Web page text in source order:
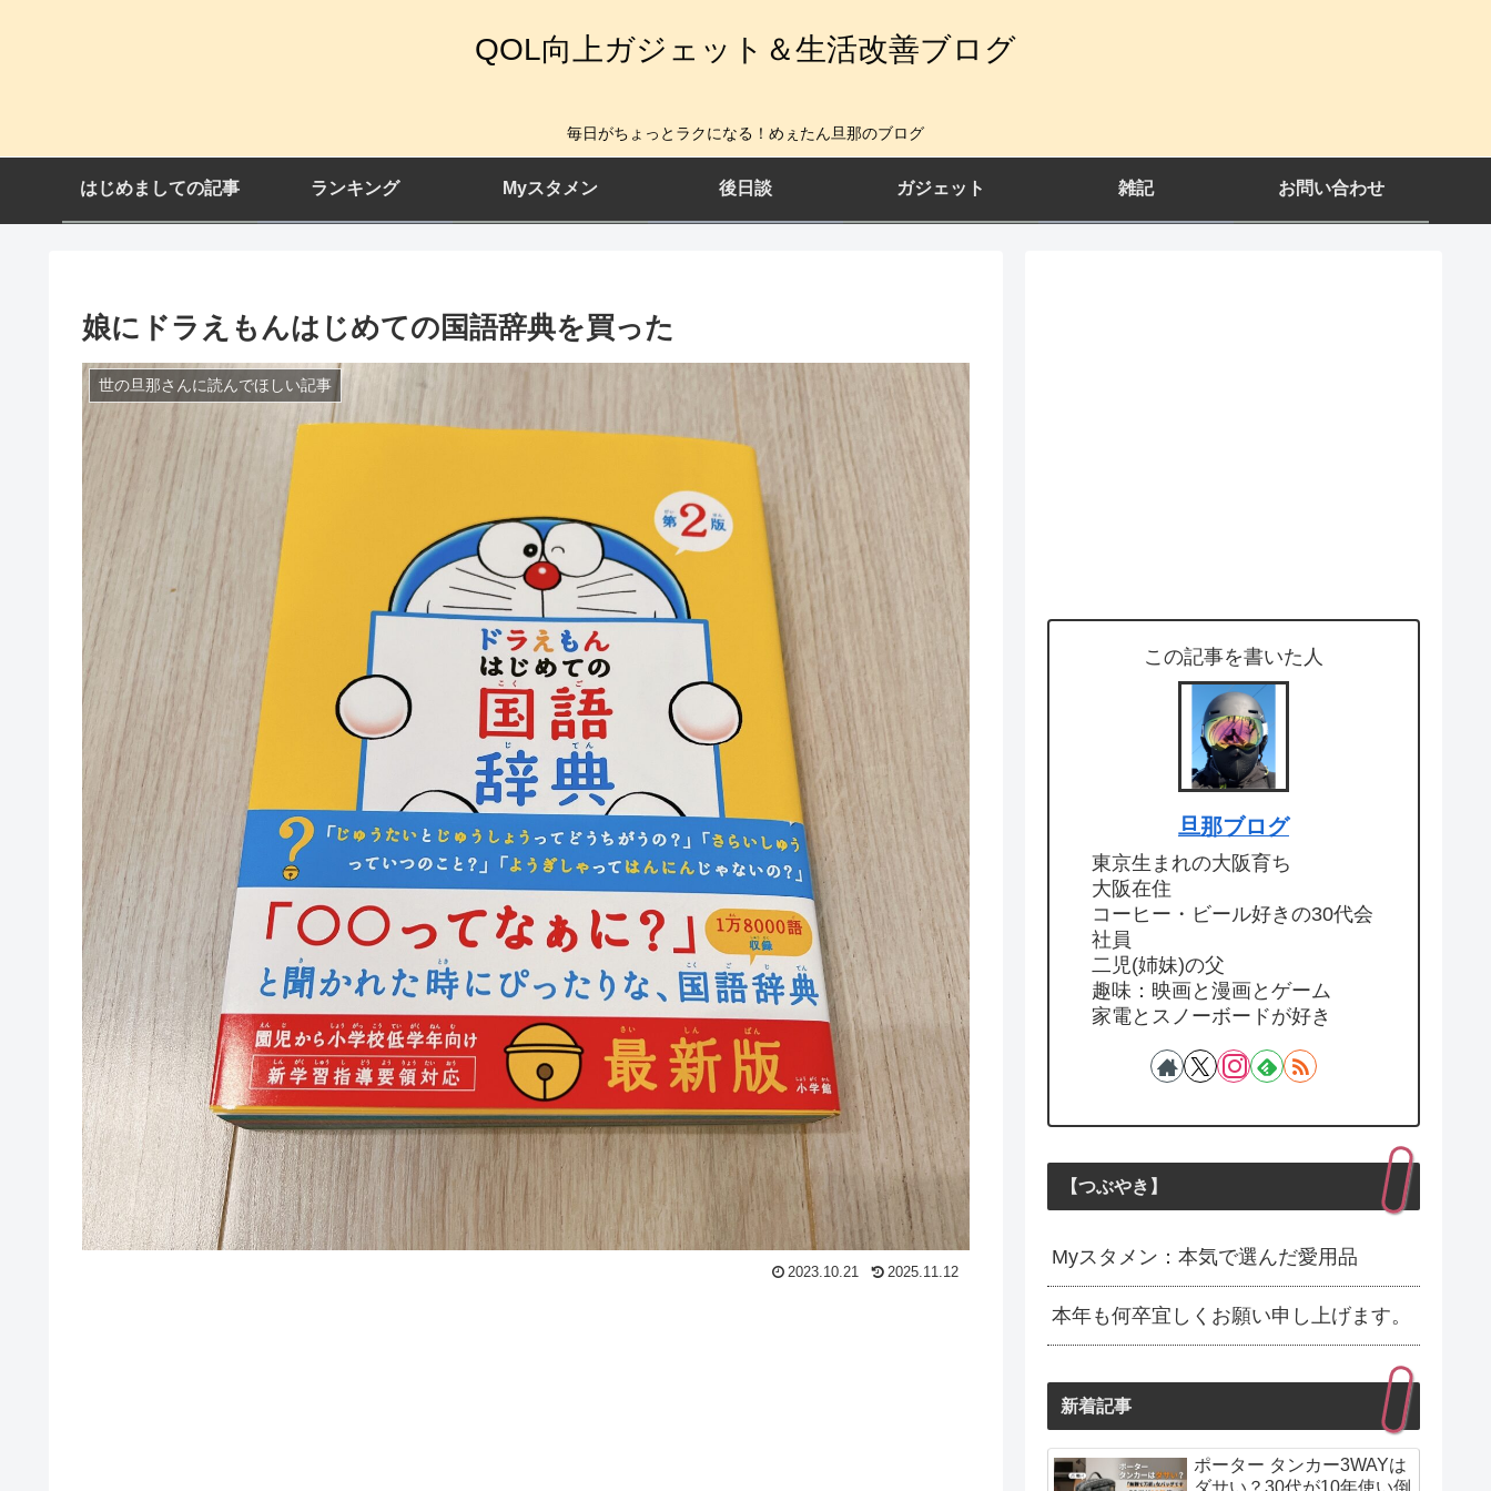
QOL向上ガジェット＆生活改善ブログ
毎日がちょっとラクになる！めぇたん旦那のブログ
はじめましての記事 ランキング Myスタメン 後日談 ガジェット 雑記 お問い合わせ
娘にドラえもんはじめての国語辞典を買った
世の旦那さんに読んでほしい記事
2023.10.21 2025.11.12
この記事を書いた人
旦那ブログ
東京生まれの大阪育ち
大阪在住
コーヒー・ビール好きの30代会
社員
二児(姉妹)の父
趣味：映画と漫画とゲーム
家電とスノーボードが好き
【つぶやき】
Myスタメン：本気で選んだ愛用品
本年も何卒宜しくお願い申し上げます。
新着記事
ポーター タンカー3WAYは
ダサい？30代が10年使い倒